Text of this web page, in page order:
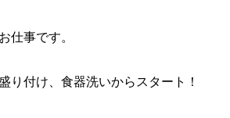
仕事です。
り付け、食器洗いからスタート！